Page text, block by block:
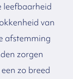
leefbaarheid
van
afstemming
zorgen
zo breed